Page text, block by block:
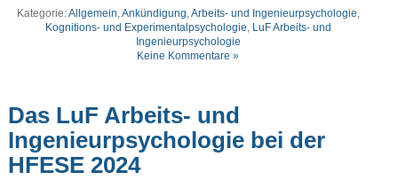
Kategorie:Allgemein,Ankündigung,Arbeits- und Ingenieurpsychologie,
Kognitions- und Experimentalpsychologie, LuF Arbeits- und
Ingenieurpsychologie
Keine Kommentare »
Das LuF Arbeits- und
Ingenieurpsychologie bei der
HFESE 2024